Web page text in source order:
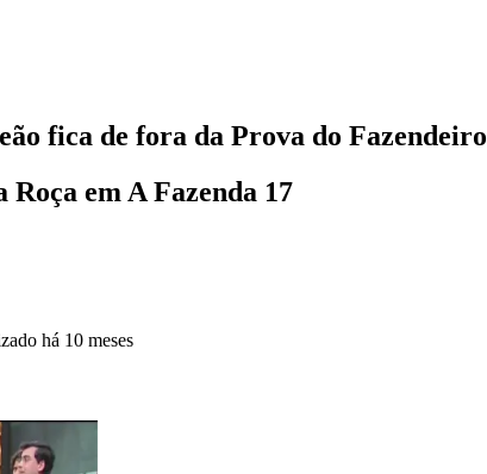
fica de fora da Prova do Fazendeiro
em A Fazenda 17
há 10 meses